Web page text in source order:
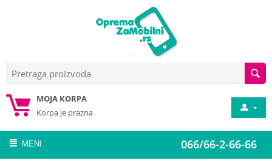
MOJA KORPA
Korpa je prazna
066/66-2-66-66
MENI